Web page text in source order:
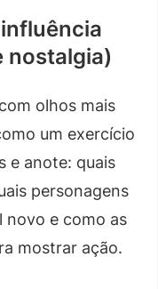
nostalgia)
olhos mais
um exercício
e anote: quais
personagens
novo e como as
mostrar ação.